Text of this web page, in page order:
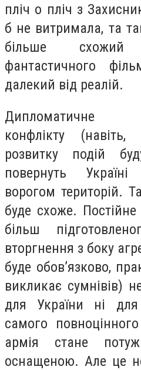
пліч о пліч з
б не витримала, та
більше
фантастичного
далекий від реалій.
Дипломатичне
конфлікту
розвитку подій
повернуть
ворогом територій.
буде схоже. Постійне
більш
вторгнення з боку
буде обов’язково,
викликає сумнівів)
для України ні
самого
армія стане
оснащеною. Але це